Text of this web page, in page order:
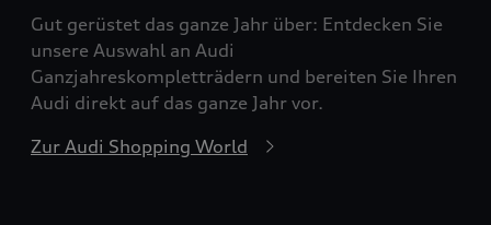
Gut gerüstet das ganze Jahr über: Entdecken Sie
unsere Auswahl an Audi
Ganzjahreskompletträdern und bereiten Sie Ihren
Audi direkt auf das ganze Jahr vor.
Zur Audi Shopping World